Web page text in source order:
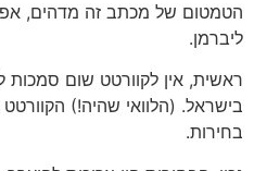
הטמטום של מכתב זה מדהים,
ליברמן.
ראשית, אין לקוורטט שום סמכות
בישראל. (הלוואי שהיה!)
בחירות.